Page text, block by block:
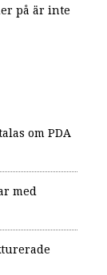
på är inte
om PDA
med